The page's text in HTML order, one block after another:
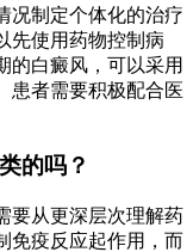
况制定个体化的治疗
先使用药物控制病
的白癜风，可以采用
患者需要积极配合医
的吗？
要从更深层次理解药
免疫反应起作用，而